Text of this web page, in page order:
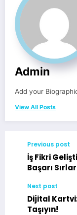
Admin
Add your
View All Posts
Previous post
İş Fikri
Başarı
Next post
Dijital
Taşıyın!